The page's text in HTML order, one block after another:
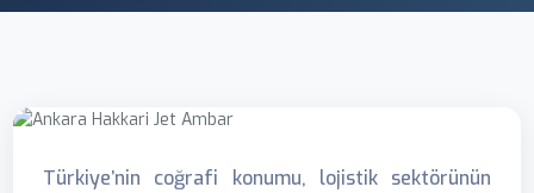
Türkiye’nin coğrafi konumu, lojistik sektörünün